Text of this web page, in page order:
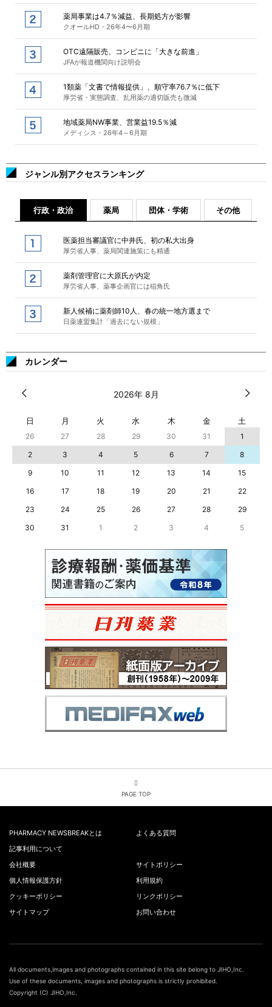
薬局事業は4.7％減益、長期処方が影響
クオールHD・26年4〜6月期
OTC遠隔販売、コンビニに「大きな前進」
JFAが報道機関向け説明会
1類薬「文書で情報提供」、順守率76.7％に低下
厚労省・実態調査、乱用薬の適切販売も微減
地域薬局NW事業、営業益19.5％減
メディシス・26年4～6月期
ジャンル別アクセスランキング
行政・政治 薬局 団体・学術 その他
医薬担当審議官に中井氏、初の私大出身
厚労省人事、薬局関連施策にも精通
薬剤管理官に大原氏が内定
厚労省人事、薬事企画官には稲角氏
新人候補に薬剤師10人、春の統一地方選まで
日薬連盟集計「過去にない規模」
カレンダー
2026年 8月
日 月 火 水 木 金 土
26 27 28 29 30 31
1
2
3 4 5 6 7
8
9
10 11 12 13 14
15
16
17 18 19 20 21
22
23
24 25 26 27 28
29
30
31 1 2 3 4 5
PAGE TOP
PHARMACY NEWSBREAKとは
よくある質問
記事利用について
会社概要
サイトポリシー
個人情報保護方針
利用規約
クッキーポリシー
リンクポリシー
サイトマップ
お問い合わせ
All documents,images and photographs contained in this site belong to JIHO,Inc.
Use of these documents, images and photographs is strictly prohibited.
Copyright (C) JIHO,Inc.